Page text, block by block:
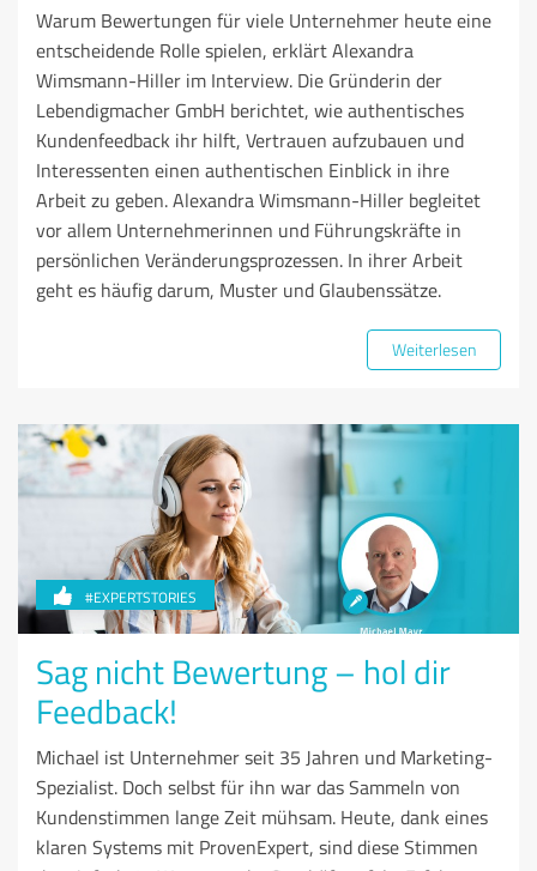
Warum Bewertungen für viele Unternehmer heute eine
entscheidende Rolle spielen, erklärt Alexandra
Wimsmann-Hiller im Interview. Die Gründerin der
Lebendigmacher GmbH berichtet, wie authentisches
Kundenfeedback ihr hilft, Vertrauen aufzubauen und
Interessenten einen authentischen Einblick in ihre
Arbeit zu geben. Alexandra Wimsmann-Hiller begleitet
vor allem Unternehmerinnen und Führungskräfte in
persönlichen Veränderungsprozessen. In ihrer Arbeit
geht es häufig darum, Muster und Glaubenssätze.
Weiterlesen
#EXPERTSTORIES
Sag nicht Bewertung – hol dir
Feedback!
Michael ist Unternehmer seit 35 Jahren und Marketing-
Spezialist. Doch selbst für ihn war das Sammeln von
Kundenstimmen lange Zeit mühsam. Heute, dank eines
klaren Systems mit ProvenExpert, sind diese Stimmen